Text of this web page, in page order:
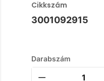
Cikkszám
3001092915
Darabszám